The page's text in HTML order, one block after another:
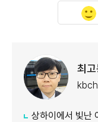
최
상하이에서 빛난 아시